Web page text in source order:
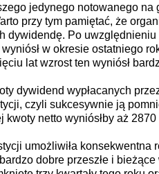
jedynego notowanego na
przy tym pamiętać, że
dywidendę. Po uwzględnieniu
w okresie ostatniego
lat wzrost ten wyniósł
dywidend wypłacanych
czyli sukcesywnie ją
netto wyniósłby aż 2870
umożliwiła konsekwentna
dobre przeszłe i bieżące